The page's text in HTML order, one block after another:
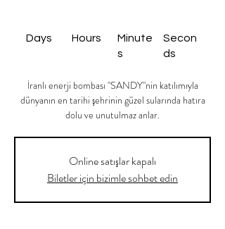
Secon
ds
Minute
s
Hours
Days
İranlı enerji bombası "SANDY"nin katılımıyla
dünyanın en tarihi şehrinin güzel sularında hatıra
dolu ve unutulmaz anlar.
Online satışlar kapalı
Biletler için bizimle sohbet edin